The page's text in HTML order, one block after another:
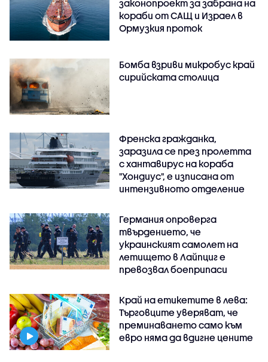
законопроект за забрана на
кораби от САЩ и Израел в
Ормузкия проток
Бомба взриви микробус край
сирийската столица
Френска гражданка,
заразила се през пролетта
с хантавирус на кораба
"Хондиус", е изписана от
интензивното отделение
Германия опроверга
твърдението, че
украинският самолет на
летището в Лайпциг е
превозвал боеприпаси
Край на етикетите в лева:
Търговците уверяват, че
преминаването само към
евро няма да вдигне цените